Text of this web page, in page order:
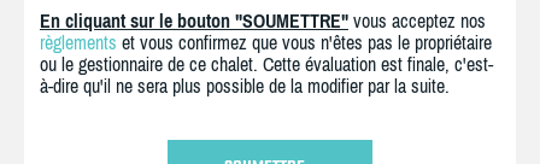
En cliquant sur le bouton "SOUMETTRE" vous acceptez nos
règlements et vous confirmez que vous n'êtes pas le propriétaire
ou le gestionnaire de ce chalet. Cette évaluation est finale, c'est-
à-dire qu'il ne sera plus possible de la modifier par la suite.